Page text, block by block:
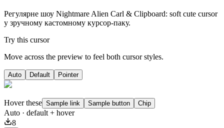
Регулярне шоу Nightmare Alien Carl & Clipboard: soft cute cursor
у зручному кастомному курсор-паку.
Try this cursor
Move across the preview to feel both cursor styles.
Auto Default Pointer
Hover these Sample link Sample button Chip
Auto · default + hover
8